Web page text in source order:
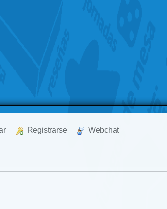
Registrarse Webchat